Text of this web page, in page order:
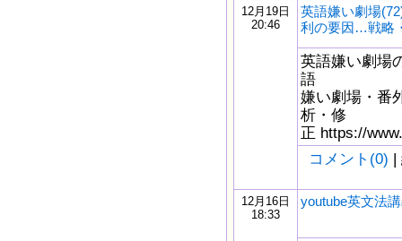
12月19日
20:46
英語嫌い劇場
利の要因…戦略
英語嫌い劇場
語
嫌い劇場・番
析・修
正 https://
コメント(0) |
12月16日
18:33
youtube英文法